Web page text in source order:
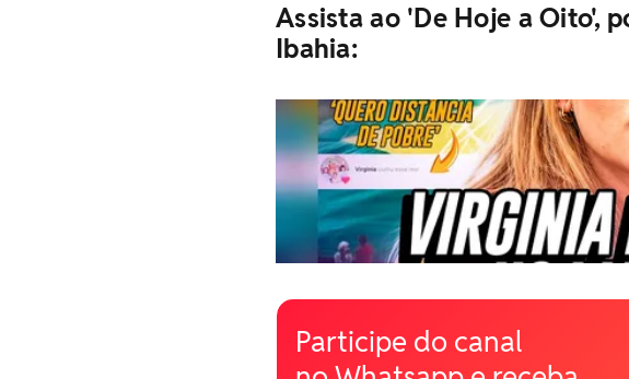
Assista ao 'De Hoje a Oito',
Ibahia:
Participe do canal